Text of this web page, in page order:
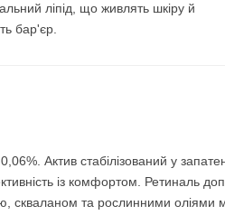
ліпід, що живлять шкіру й
бар'єр.
Актив стабілізований у
із комфортом. Ретиналь
скваланом та рослинними оліями